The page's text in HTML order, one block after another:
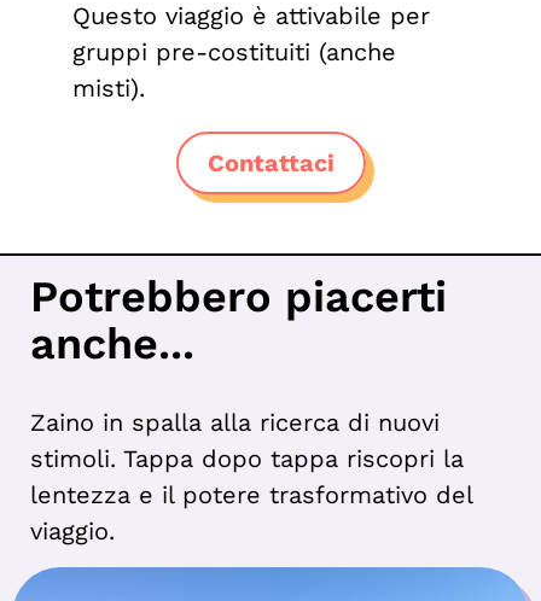
Questo viaggio è attivabile per
gruppi pre-costituiti (anche
misti).
Contattaci
Potrebbero piacerti
anche...
Zaino in spalla alla ricerca di nuovi
stimoli. Tappa dopo tappa riscopri la
lentezza e il potere trasformativo del
viaggio.